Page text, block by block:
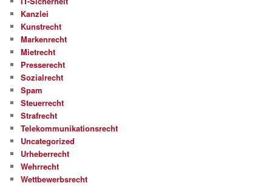
Kanzlei
Kunstrecht
Markenrecht
Mietrecht
Presserecht
Sozialrecht
Spam
Steuerrecht
Strafrecht
Telekommunikationsrecht
Uncategorized
Urheberrecht
Wehrrecht
Wettbewerbsrecht